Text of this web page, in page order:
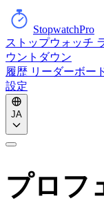
StopwatchPro
ストップウォッチ
ウントダウン
履歴 リーダーボー
設定
JA
プロフ